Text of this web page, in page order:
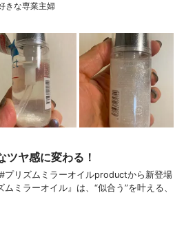
きな専業主婦
ツヤ感に変わる！
リズムミラーオイルproductから新登場
ミラーオイル』は、“似合う”を叶える、